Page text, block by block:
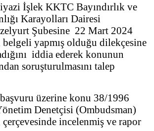
İşlek KKTC Bayındırlık ve
Karayolları Dairesi
Şubesine 22 Mart 2024
belgeli yapmış olduğu dilekçesine
iddia ederek konunun
soruşturulmasını talep
üzerine konu 38/1996
Denetçisi (Ombudsman)
çerçevesinde incelenmiş ve rapor